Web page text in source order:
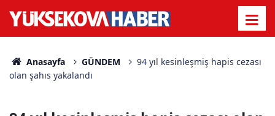
Anasayfa GÜNDEM
94 yıl kesinleşmiş hapis cezası
olan şahıs yakalandı